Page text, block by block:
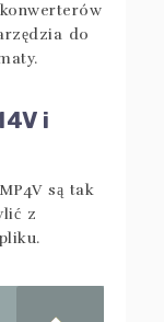
do
i
są tak
z